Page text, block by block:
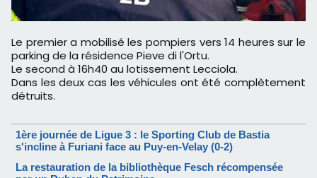
Le premier a mobilisé les pompiers vers 14 heures sur le
parking de la résidence Pieve di l'Ortu.
Le second à 16h40 au lotissement Lecciola.
Dans les deux cas les véhicules ont été complètement
détruits.
1ère journée de Ligue 3 : le Sporting Club de Bastia
s'incline à Furiani face au Puy-en-Velay (0-2)
La restauration de la bibliothèque Fesch récompensée